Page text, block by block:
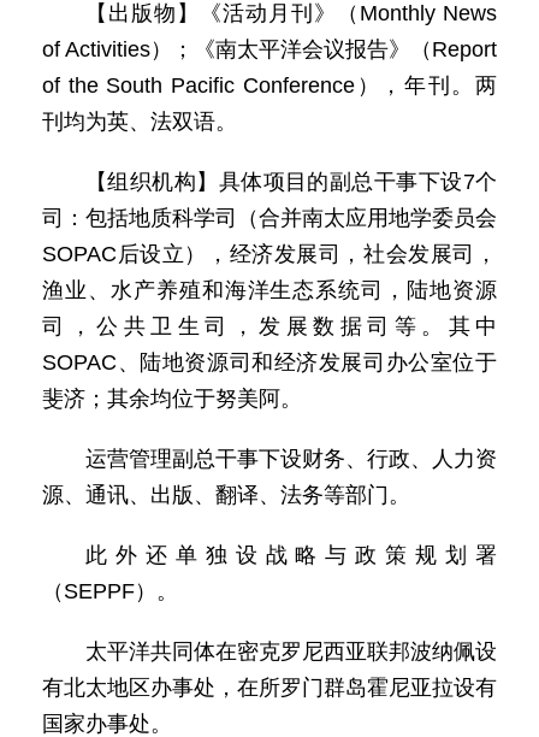
【出版物】《活动月刊》（Monthly News
of Activities）；《南太平洋会议报告》（Report
of the South Pacific Conference），年刊。两
刊均为英、法双语。
【组织机构】具体项目的副总干事下设7个
司：包括地质科学司（合并南太应用地学委员会
SOPAC后设立），经济发展司，社会发展司，
渔业、水产养殖和海洋生态系统司，陆地资源
司，公共卫生司，发展数据司等。其中
SOPAC、陆地资源司和经济发展司办公室位于
斐济；其余均位于努美阿。
运营管理副总干事下设财务、行政、人力资
源、通讯、出版、翻译、法务等部门。
此外还单独设战略与政策规划署
（SEPPF）。
太平洋共同体在密克罗尼西亚联邦波纳佩设
有北太地区办事处，在所罗门群岛霍尼亚拉设有
国家办事处。